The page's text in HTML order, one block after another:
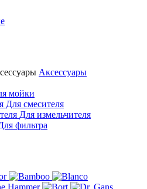
Аксессуары
мойки
Для смесителя
Для измельчителя
фильтра